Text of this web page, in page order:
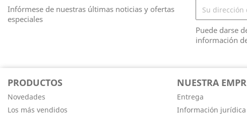
Infórmese de nuestras últimas noticias y ofertas
especiales
Puede darse
información
PRODUCTOS
Novedades
Los más vendidos
NUESTRA
Entrega
Información jurídica